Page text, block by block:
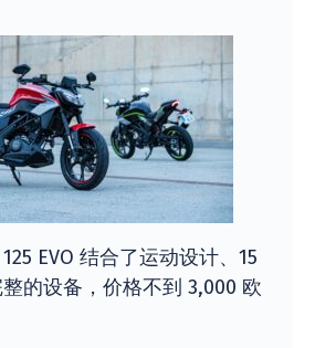
EVO 结合了运动设计、15
的设备，价格不到 3,000 欧